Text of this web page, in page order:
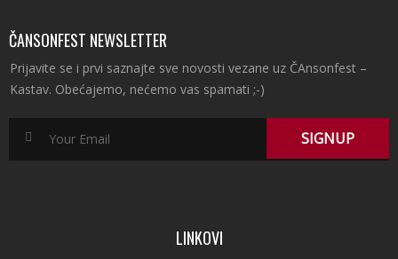
ČANSONFEST NEWSLETTER
Prijavite se i prvi saznajte sve novosti vezane uz ČAnsonfest –
Kastav. Obećajemo, nećemo vas spamati ;-)
LINKOVI